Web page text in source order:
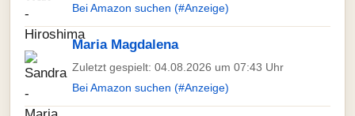
Bei Amazon suchen (#Anzeige)
Maria Magdalena
Zuletzt gespielt: 04.08.2026 um 07:43 Uhr
Bei Amazon suchen (#Anzeige)